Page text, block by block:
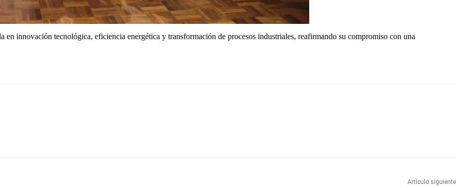
en innovación tecnológica, eficiencia energética y transformación de procesos industriales, reafirmando su compromiso con una
Artículo siguiente